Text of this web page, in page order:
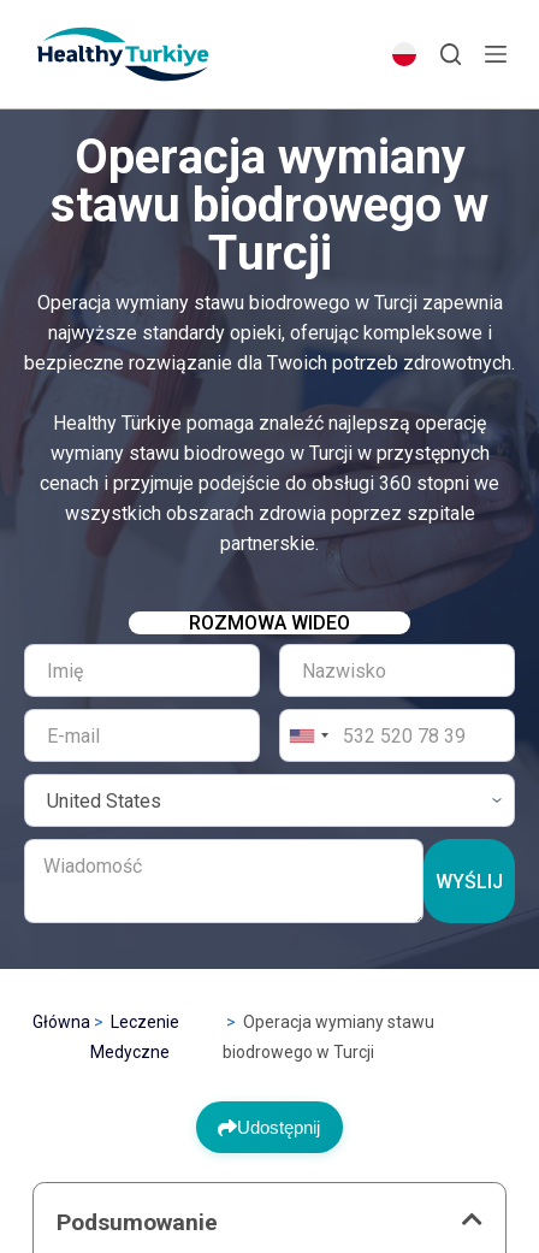
p
n
Operacja wymiany
stawu biodrowego w
Turcji
Operacja wymiany stawu biodrowego w Turcji zapewnia
najwyższe standardy opieki, oferując kompleksowe i
bezpieczne rozwiązanie dla Twoich potrzeb zdrowotnych.
Healthy Türkiye pomaga znaleźć najlepszą operację
wymiany stawu biodrowego w Turcji w przystępnych
cenach i przyjmuje podejście do obsługi 360 stopni we
wszystkich obszarach zdrowia poprzez szpitale
partnerskie.
ROZMOWA WIDEO
WYŚLIJ
Główna
Leczenie
Medyczne
Operacja wymiany stawu
biodrowego w Turcji
Udostępnij
Podsumowanie